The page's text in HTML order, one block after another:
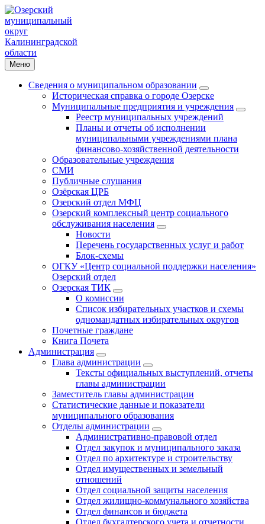
Меню
Сведения о муниципальном образовании
Историческая справка о городе Озерске
Муниципальные предприятия и учреждения
Реестр муниципальных учреждений
Планы и отчеты об исполнении
муниципальными учреждениями плана
финансово-хозяйственной деятельности
Образовательные учреждения
СМИ
Публичные слушания
Озёрская ЦРБ
Озерский отдел МФЦ
Озерский комплексный центр социального
обслуживания населения
Новости
Перечень государственных услуг и работ
Блок-схемы
ОГКУ «Центр социальной поддержки населения»
Озерский отдел
Озерская ТИК
О комиссии
Список избирательных участков и схемы
одномандатных избирательных округов
Почетные граждане
Книга Почета
Администрация
Глава администрации
Тексты официальных выступлений, отчеты
главы администрации
Заместитель главы администрации
Статистические данные и показатели
муниципального образования
Отделы администрации
Административно-правовой отдел
Отдел закупок и муниципального заказа
Отдел по архитектуре и строительству
Отдел имущественных и земельный
отношений
Отдел социальной защиты населения
Отдел жилищно-коммунального хозяйства
Отдел финансов и бюджета
Отдел бухгалтерского учета и отчетности